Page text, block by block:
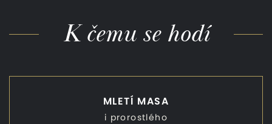
K čemu se hodí
MLETÍ MASA
i prorostlého